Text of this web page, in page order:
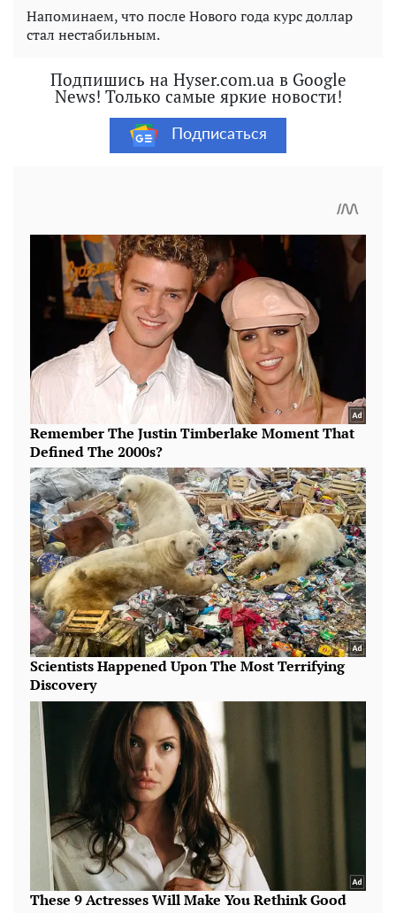
Напоминаем, что после Нового года курс доллар
стал нестабильным.
Подпишись на Hyser.com.ua в Google
News! Только самые яркие новости!
Подписаться